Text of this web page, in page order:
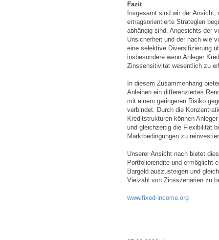
Fazit
Insgesamt sind wir der
ertragsorientierte Strategien
abhängig sind. Angesichts der
Unsicherheit und der nach wie
eine selektive Diversifizierung
insbesondere wenn Anleger
Zinssensitivität wesentlich zu
In diesem Zusammenhang
Anleihen ein differenziertes
mit einem geringeren Risiko
verbindet. Durch die
Kreditstrukturen können
und gleichzeitig die Flexibilität
Marktbedingungen zu
Unserer Ansicht nach bietet
Portfoliorendite und ermöglicht
Bargeld auszusteigen und
Vielzahl von Zinsszenarien zu
www.fixed-income.org